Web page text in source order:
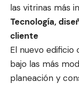
las vitrinas más
Tecnología,
cliente
El nuevo edificio
bajo las más
planeación y